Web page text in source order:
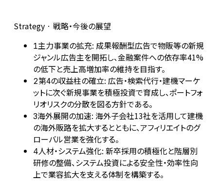
Strategy · 戦略・今後の展望
1主力事業の拡充: 成果報酬型広告で物販等の新規
ジャンル広告主を開拓し、金融案件への依存率41%
の低下と売上高増加率の維持を目指す。
2第4の収益柱の確立: 広告・検索代行・建機マーケ
ットに次ぐ新規事業を積極投資で育成し、ポートフォ
リオリスクの分散を図る方針である。
3海外展開の加速: 海外子会社13社を活用して建機
の海外販路を拡大するとともに、アフィリエイトのグ
ローバル営業を強化する。
4人材・システム強化: 新卒採用の積極化と階層別
研修の整備、システム投資による安全性・効率性向
上で業容拡大を支える体制を構築する。